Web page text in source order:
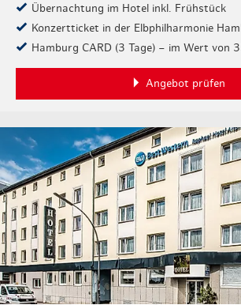
Übernachtung im Hotel inkl. Frühstück
Konzertticket in der Elbphilharmonie
Hamburg CARD (3 Tage) – im Wert von
Angebot prüfen